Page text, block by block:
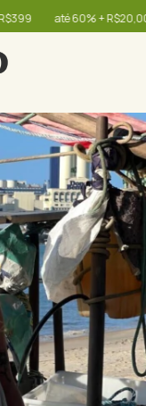
até 60% + R$20,00 OFF -